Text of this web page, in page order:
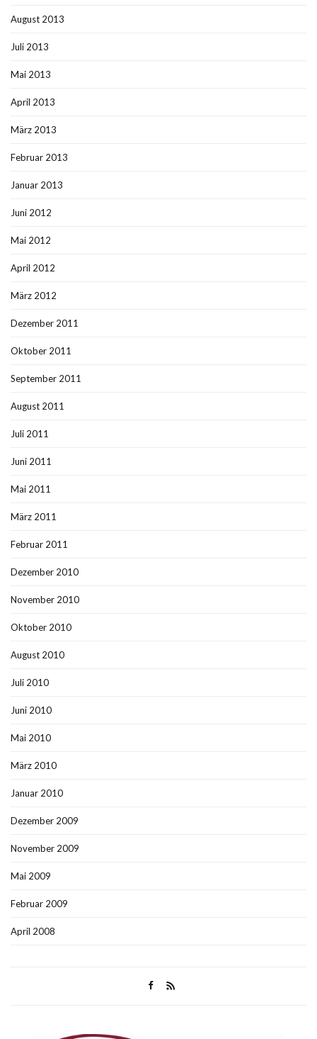
August 2013
Juli 2013
Mai 2013
April 2013
März 2013
Februar 2013
Januar 2013
Juni 2012
Mai 2012
April 2012
März 2012
Dezember 2011
Oktober 2011
September 2011
August 2011
Juli 2011
Juni 2011
Mai 2011
März 2011
Februar 2011
Dezember 2010
November 2010
Oktober 2010
August 2010
Juli 2010
Juni 2010
Mai 2010
März 2010
Januar 2010
Dezember 2009
November 2009
Mai 2009
Februar 2009
April 2008